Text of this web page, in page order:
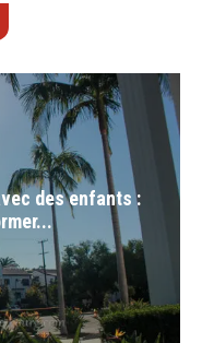
des enfants :